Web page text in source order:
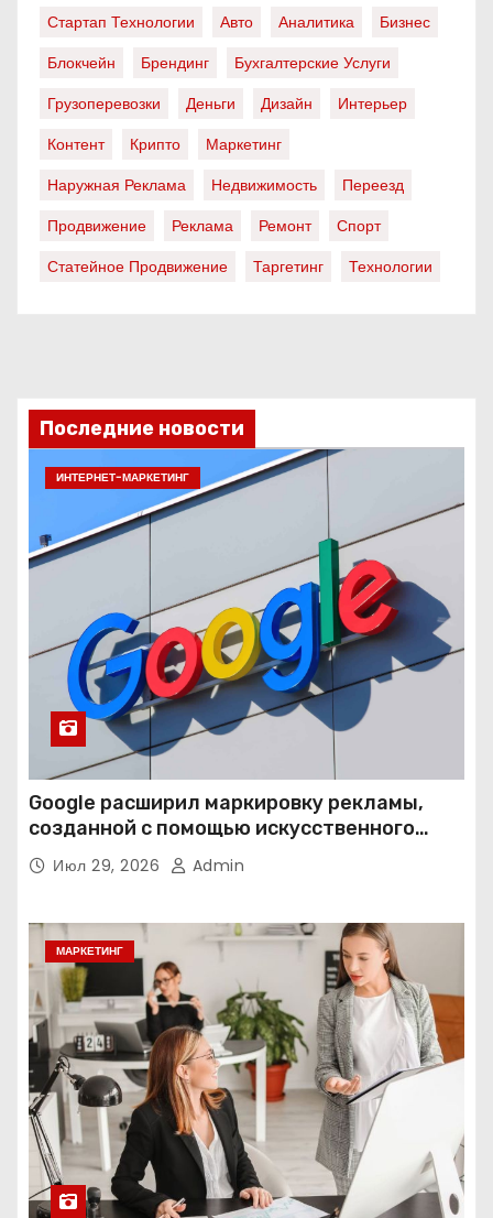
Стартап Технологии
Авто Аналитика
Бизнес
Блокчейн
Брендинг
Бухгалтерские Услуги
Грузоперевозки
Деньги Дизайн
Интерьер
Контент
Крипто
Маркетинг
Наружная Реклама
Недвижимость
Переезд
Продвижение
Реклама Ремонт
Спорт
Статейное Продвижение
Таргетинг Технологии
Последние новости
ИНТЕРНЕТ-МАРКЕТИНГ
Google расширил маркировку рекламы,
созданной с помощью искусственного
интеллекта
Июл 29, 2026 Admin
МАРКЕТИНГ